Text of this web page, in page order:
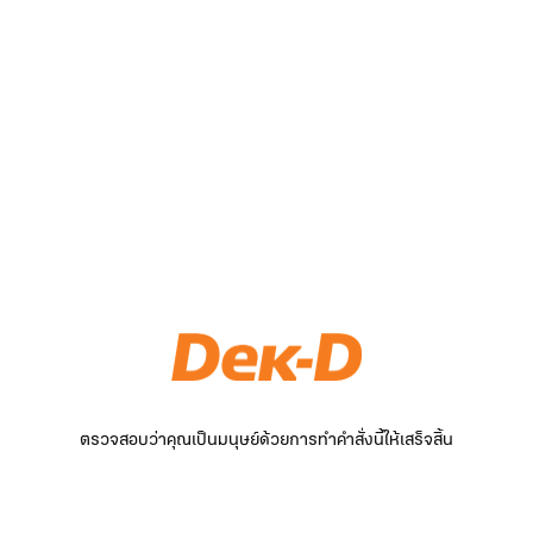
ตรวจสอบว่าคุณเป็นมนุษย์ด้วยการทำคำสั่งนี้ให้เสร็จสิ้น